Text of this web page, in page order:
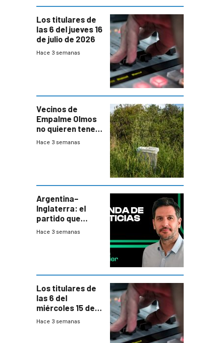
Los titulares de
las 6 del jueves 16
de julio de 2026
Hace 3 semanas
Vecinos de
Empalme Olmos
no quieren tener
cerca una planta
departamental
Hace 3 semanas
Argentina–
Inglaterra: el
partido que
nunca termina
Hace 3 semanas
Los titulares de
las 6 del
miércoles 15 de
julio de 2026
Hace 3 semanas